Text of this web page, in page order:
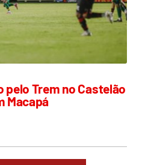
pelo Trem no Castelão
Macapá